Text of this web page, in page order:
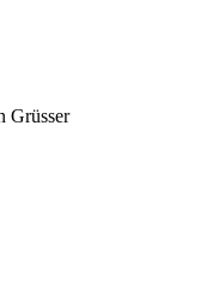
Grüsser